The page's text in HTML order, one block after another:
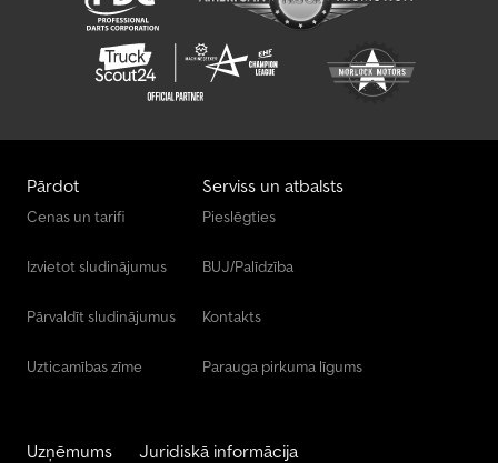
Pārdot
Cenas un tarifi
Izvietot sludinājumus
Pārvaldīt sludinājumus
Uzticamības zīme
Serviss un atbalsts
Pieslēgties
BUJ/Palīdzība
Kontakts
Parauga pirkuma līgums
Uzņēmums Juridiskā informācija